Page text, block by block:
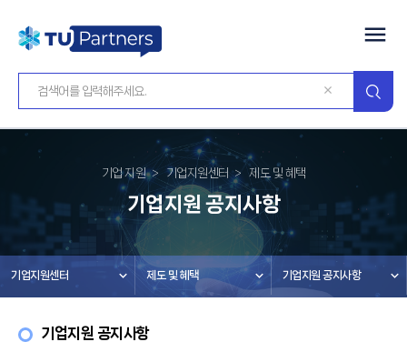
기업 지원 기업지원센터 제도 및 혜택
기업지원 공지사항
기업지원센터 제도 및 혜택 기업지원 공지사항
기업지원 공지사항